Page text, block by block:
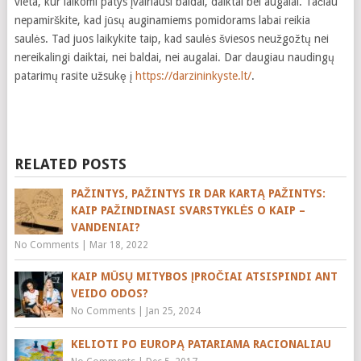
nepamirškite, kad jūsų auginamiems pomidorams labai reikia
saulės. Tad juos laikykite taip, kad saulės šviesos neužgožtų nei
nereikalingi daiktai, nei baldai, nei augalai. Dar daugiau naudingų
patarimų rasite užsukę į https://darzininkyste.lt/.
RELATED POSTS
PAŽINTYS, PAŽINTYS IR DAR KARTĄ PAŽINTYS:
KAIP PAŽINDINASI SVARSTYKLĖS O KAIP –
VANDENIAI?
No Comments| Mar 18, 2022
KAIP MŪSŲ MITYBOS ĮPROČIAI ATSISPINDI ANT
VEIDO ODOS?
No Comments| Jan 25, 2024
KELIOTI PO EUROPĄ PATARIAMA RACIONALIAU